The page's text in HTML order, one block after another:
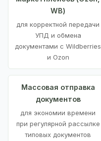
WB)
для корректной передачи
УПД и обмена
документами с Wildberries
и Ozon
Массовая отправка
документов
для экономии времени
при регулярной рассылке
типовых документов